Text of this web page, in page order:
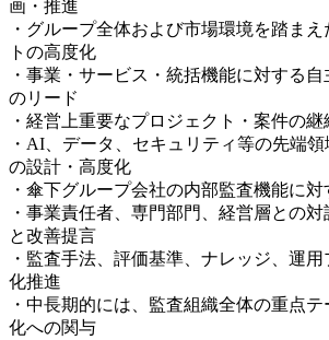
画・推進
・グループ全体および市場環境を踏ま
トの高度化
・事業・サービス・統括機能に対する
のリード
・経営上重要なプロジェクト・案件の
・AI、データ、セキュリティ等の先端
の設計・高度化
・傘下グループ会社の内部監査機能に
・事業責任者、専門部門、経営層との
と改善提言
・監査手法、評価基準、ナレッジ、運
化推進
・中長期的には、監査組織全体の重点
化への関与